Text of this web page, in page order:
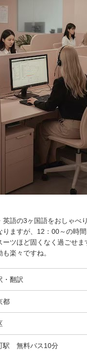
語の3ヶ国語をおしゃべ
ますが、12：00～の時
ツほど固くなく過ごせま
楽々ですね。
・翻訳
都
駅 無料バス10分